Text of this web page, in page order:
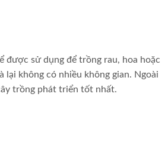
được sử dụng để trồng rau, hoa hoặc
không có nhiều không gian. Ngoài
trồng phát triển tốt nhất.